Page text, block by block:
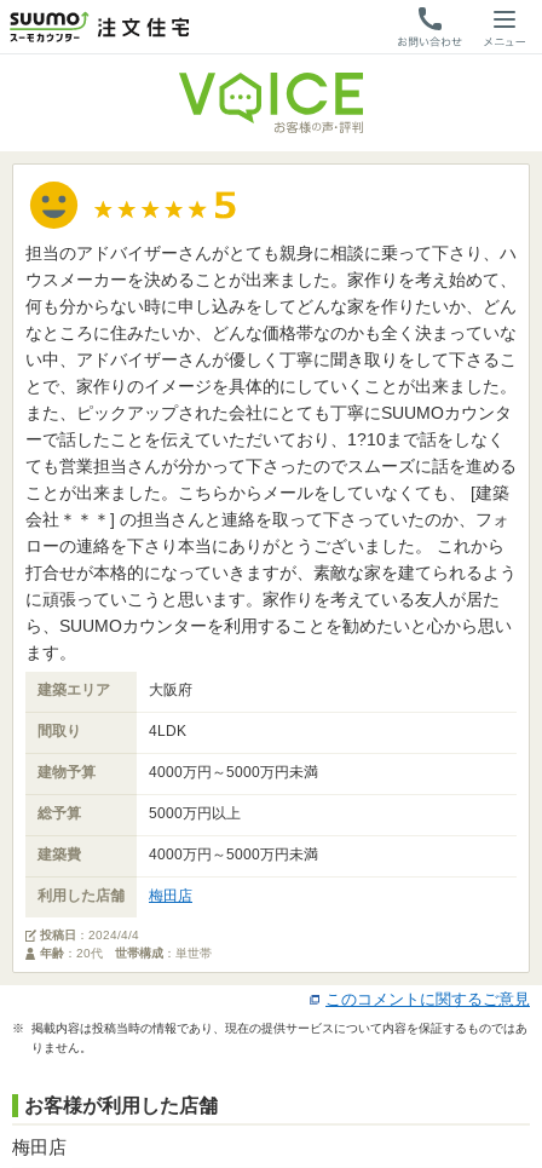
担当のアドバイザーさんがとても親身に相談に乗って下さり、ハ
ウスメーカーを決めることが出来ました。家作りを考え始めて、
何も分からない時に申し込みをしてどんな家を作りたいか、どん
なところに住みたいか、どんな価格帯なのかも全く決まっていな
い中、アドバイザーさんが優しく丁寧に聞き取りをして下さるこ
とで、家作りのイメージを具体的にしていくことが出来ました。
また、ピックアップされた会社にとても丁寧にSUUMOカウンタ
ーで話したことを伝えていただいており、1?10まで話をしなく
ても営業担当さんが分かって下さったのでスムーズに話を進める
ことが出来ました。こちらからメールをしていなくても、 [建築
会社＊＊＊] の担当さんと連絡を取って下さっていたのか、フォ
ローの連絡を下さり本当にありがとうございました。 これから
打合せが本格的になっていきますが、素敵な家を建てられるよう
に頑張っていこうと思います。家作りを考えている友人が居た
ら、SUUMOカウンターを利用することを勧めたいと心から思い
ます。
建築エリア 大阪府
間取り 4LDK
建物予算 4000万円～5000万円未満
総予算 5000万円以上
建築費 4000万円～5000万円未満
利用した店舗 梅田店
投稿日 ： 2024/4/4
年齢 ：20代 世帯構成 ：単世帯
このコメントに関するご意見
※ 掲載内容は投稿当時の情報であり、現在の提供サービスについて内容を保証するものではあ
りません。
お客様が利用した店舗
梅田店